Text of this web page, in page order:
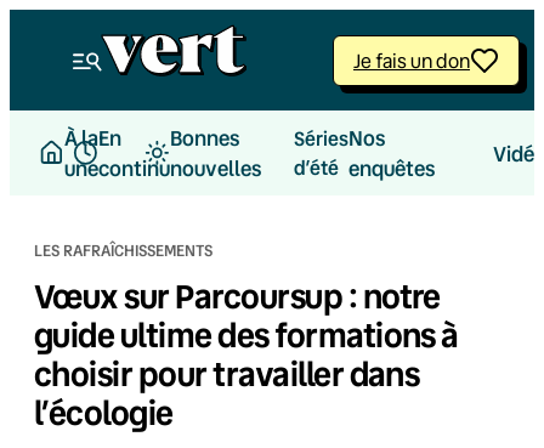
Je fais un don
À la
une
En
continu
Bonnes
nouvelles
Séries
d’été
Nos
enquêtes
LES RAFRAÎCHISSEMENTS
Vœux sur Parcoursup : notre
guide ultime des formations à
choisir pour travailler dans
l’écologie